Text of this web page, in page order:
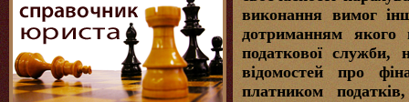
виконання вимог
дотриманням якого
податкової служби,
відомостей про
платником